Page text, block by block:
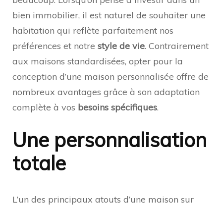
bien immobilier, il est naturel de souhaiter une
habitation qui reflète parfaitement nos
préférences et notre style de vie. Contrairement
aux maisons standardisées, opter pour la
conception d’une maison personnalisée offre de
nombreux avantages grâce à son adaptation
complète à vos besoins spécifiques.
Une personnalisation
totale
L’un des principaux atouts d’une maison sur